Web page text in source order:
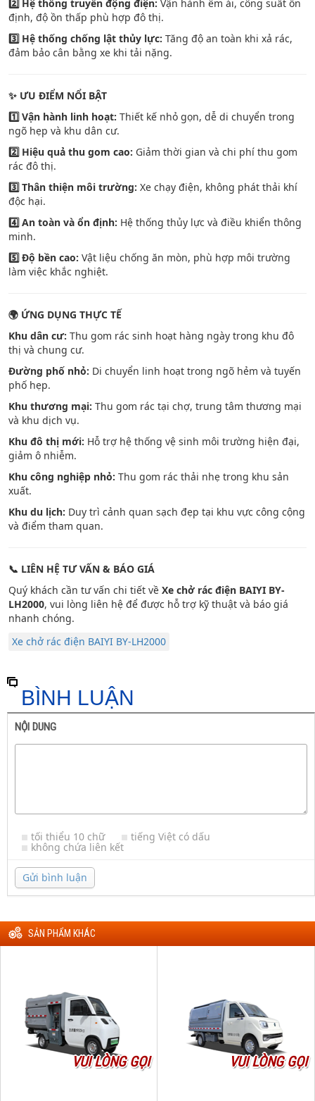
2️ Hệ thống truyền động điện: Vận hành êm ái, công suất ổn
định, độ ồn thấp phù hợp đô thị.
3️Hệ thống chống lật thủy lực: Tăng độ an toàn khi xả rác,
đảm bảo cân bằng xe khi tải nặng.
✨ƯU ĐIỂM NỔI BẬT
1️Vận hành linh hoạt: Thiết kế nhỏ gọn, dễ di chuyển trong
ngõ hẹp và khu dân cư.
2️Hiệu quả thu gom cao: Giảm thời gian và chi phí thu gom
rác đô thị.
3️Thân thiện môi trường: Xe chạy điện, không phát thải khí
độc hại.
4️An toàn và ổn định: Hệ thống thủy lực và điều khiển thông
minh.
5️Độ bền cao: Vật liệu chống ăn mòn, phù hợp môi trường
làm việc khắc nghiệt.
🌍ỨNG DỤNG THỰC TẾ
Khu dân cư: Thu gom rác sinh hoạt hàng ngày trong khu đô
thị và chung cư.
Đường phố nhỏ: Di chuyển linh hoạt trong ngõ hẻm và tuyến
phố hẹp.
Khu thương mại: Thu gom rác tại chợ, trung tâm thương mại
và khu dịch vụ.
Khu đô thị mới: Hỗ trợ hệ thống vệ sinh môi trường hiện đại,
giảm ô nhiễm.
Khu công nghiệp nhỏ: Thu gom rác thải nhẹ trong khu sản
xuất.
Khu du lịch: Duy trì cảnh quan sạch đẹp tại khu vực công cộng
và điểm tham quan.
📞 LIÊN HỆ TƯ VẤN & BÁO GIÁ
Quý khách cần tư vấn chi tiết về Xe chở rác điện BAIYI BY-
LH2000, vui lòng liên hệ để được hỗ trợ kỹ thuật và báo giá
nhanh chóng.
Xe chở rác điện BAIYI BY-LH2000
BÌNH LUẬN
NỘI DUNG
tối thiểu 10 chữ tiếng Việt có dấu
không chứa liên kết
Gửi bình luận
SẢN PHẨM KHÁC
VUI LÒNG GỌI VUI LÒNG GỌI